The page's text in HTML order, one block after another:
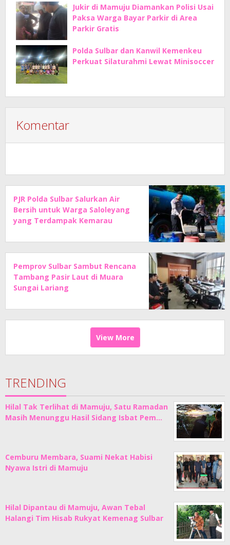
Jukir di Mamuju Diamankan Polisi Usai
Paksa Warga Bayar Parkir di Area
Parkir Gratis
Polda Sulbar dan Kanwil Kemenkeu
Perkuat Silaturahmi Lewat Minisoccer
Komentar
PJR Polda Sulbar Salurkan Air
Bersih untuk Warga Saloleyang
yang Terdampak Kemarau
Pemprov Sulbar Sambut Rencana
Tambang Pasir Laut di Muara
Sungai Lariang
View More
TRENDING
Hilal Tak Terlihat di Mamuju, Satu Ramadan
Masih Menunggu Hasil Sidang Isbat Pem…
Cemburu Membara, Suami Nekat Habisi
Nyawa Istri di Mamuju
Hilal Dipantau di Mamuju, Awan Tebal
Halangi Tim Hisab Rukyat Kemenag Sulbar